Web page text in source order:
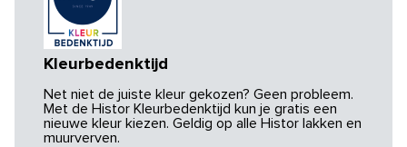
Kleurbedenktijd
Net niet de juiste kleur gekozen? Geen probleem.
Met de Histor Kleurbedenktijd kun je gratis een
nieuwe kleur kiezen. Geldig op alle Histor lakken en
muurverven.